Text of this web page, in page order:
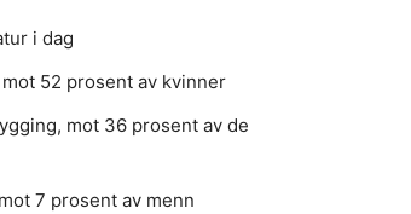
i dag
52 prosent av kvinner
mot 36 prosent av de
7 prosent av menn